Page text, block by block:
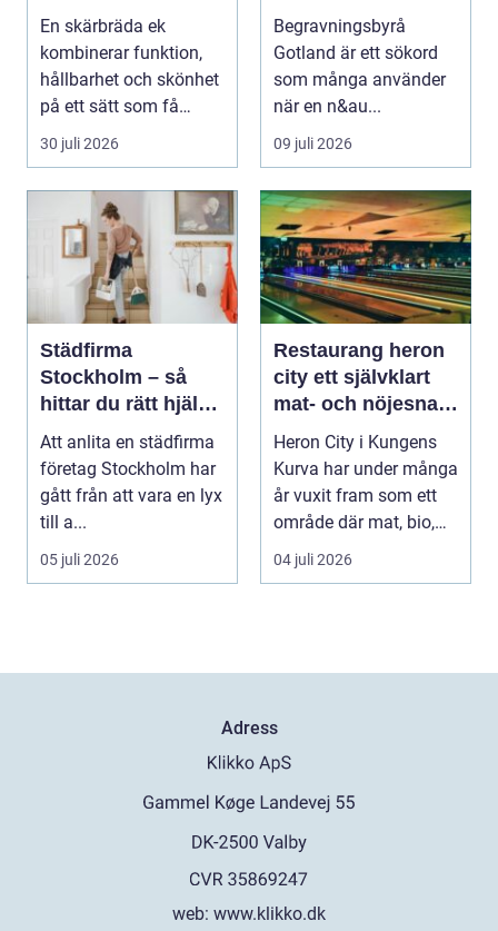
köket
En skärbräda ek
kombinerar funktion,
hållbarhet och skönhet
på ett sätt som få
andra köksredskap
gör...
30 juli 2026
trygga val
Begravningsbyrå
Gotland är ett sökord
som många använder
när en n&au...
09 juli 2026
Städfirma
Stockholm – så
hittar du rätt hjälp
för hem och
företag
Att anlita en städfirma
företag Stockholm har
gått från att vara en lyx
till a...
05 juli 2026
Restaurang heron
city ett självklart
mat- och nöjesnav
i kungens kurva
Heron City i Kungens
Kurva har under många
år vuxit fram som ett
område där mat, bio,
shopping och a...
04 juli 2026
Adress
web: www.klikko.dk